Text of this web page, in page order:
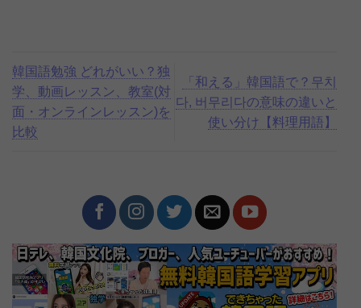
韓国語勉強 どれがいい？独
学、動画レッスン、教室(対
面・オンラインレッスン)を
比較
「和える」韓国語で？무치
다, 버무리다の意味の違いと
使い分け【料理用語】